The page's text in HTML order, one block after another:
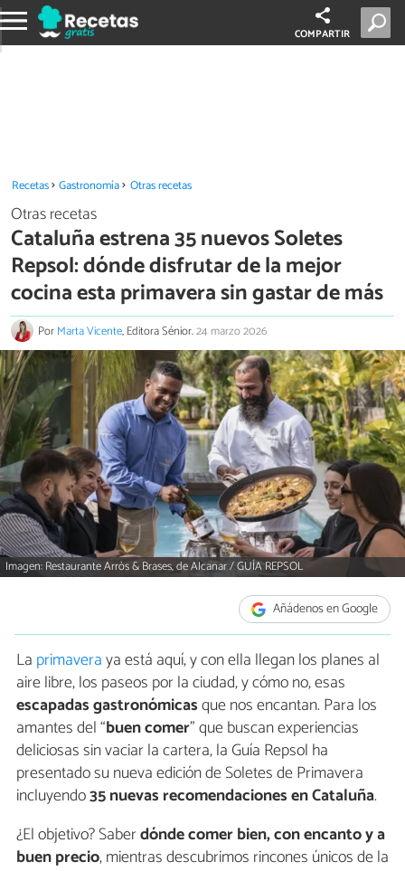
COMPARTIR
Recetas Gastronomía Otras recetas
Otras recetas
Cataluña estrena 35 nuevos Soletes
Repsol: dónde disfrutar de la mejor
cocina esta primavera sin gastar de más
PorMarta Vicente, Editora Sénior.24 marzo 2026
Imagen: Restaurante Arròs & Brases, de Alcanar / GUÍA REPSOL
Añádenos en Google
La primaveraya está aquí, y con ella llegan los planes al
aire libre, los paseos por la ciudad, y cómo no, esas
escapadas gastronómicasque nos encantan. Para los
amantes del “buen comer” que buscan experiencias
deliciosas sin vaciar la cartera, la Guía Repsol ha
presentado su nueva edición de Soletes de Primavera
incluyendo35 nuevas recomendaciones en Cataluña.
¿El objetivo? Saberdónde comer bien, con encanto y a
buen precio, mientras descubrimos rincones únicos de la